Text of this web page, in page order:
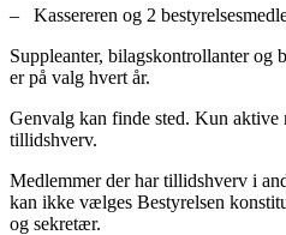
– Kassereren og 2
Suppleanter, bilagskontrollanter og
er på valg hvert år.
Genvalg kan finde sted. Kun
tillidshverv.
Medlemmer der har tillidshverv i
kan ikke vælges Bestyrelsen
og sekretær.